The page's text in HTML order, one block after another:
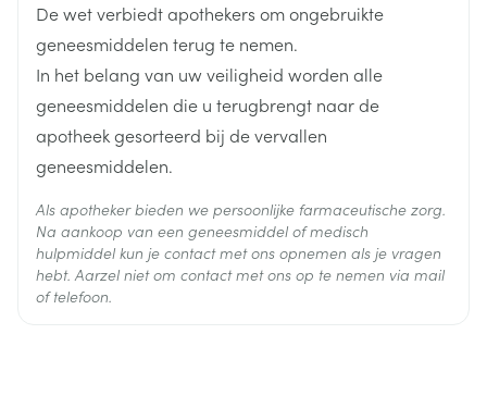
Indien nodig kan de pleister op zijn plaats worden
gehouden met een open gaasverband of dunne
stroken tape. Deze zijn verkrijgbaar bij uw
Behoud Kamertemperatuur (15°C - 25°C)
De wet verbiedt apothekers om ongebruikte
geneesmiddelen terug te nemen.
In het belang van uw veiligheid worden alle
geneesmiddelen die u terugbrengt naar de
apotheek gesorteerd bij de vervallen
geneesmiddelen.
Als apotheker bieden we persoonlijke farmaceutische zorg.
Na aankoop van een geneesmiddel of medisch
hulpmiddel kun je contact met ons opnemen als je vragen
hebt. Aarzel niet om contact met ons op te nemen via mail
of telefoon.